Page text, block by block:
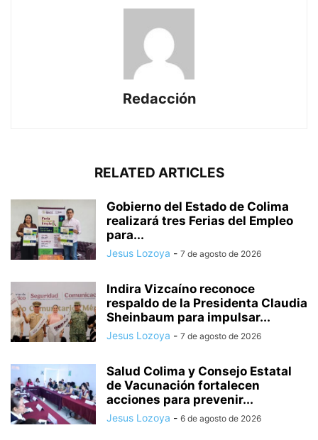
Redacción
RELATED ARTICLES
Gobierno del Estado de Colima
realizará tres Ferias del Empleo
para...
Jesus Lozoya - 7 de agosto de 2026
Indira Vizcaíno reconoce
respaldo de la Presidenta Claudia
Sheinbaum para impulsar...
Jesus Lozoya - 7 de agosto de 2026
Salud Colima y Consejo Estatal
de Vacunación fortalecen
acciones para prevenir...
Jesus Lozoya - 6 de agosto de 2026